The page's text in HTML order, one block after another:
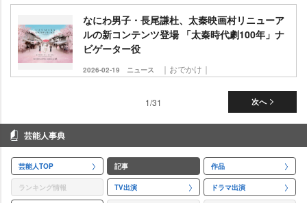
なにわ男子・長尾謙杜、太秦映画村リニューア
ルの新コンテンツ登場 「太秦時代劇100年」ナ
ビゲーター役
2026-02-19 ニュース ｜おでかけ｜
次へ
1/31
芸能人事典
芸能人TOP 記事 作品
ランキング情報 TV出演 ドラマ出演